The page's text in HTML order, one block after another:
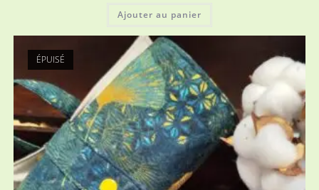
Ajouter au panier
ÉPUISÉ